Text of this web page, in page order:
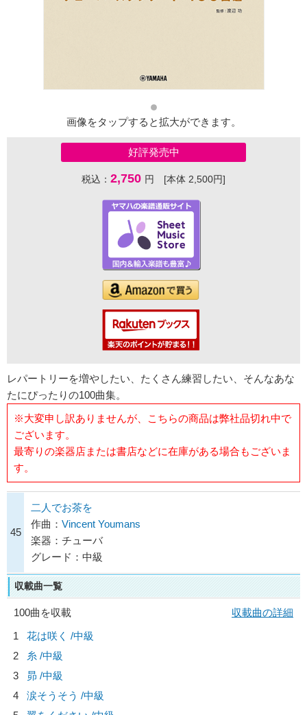
画像をタップすると拡大ができます。
好評発売中
税込： 2,750 円 [本体 2,500円]
レパートリーを増やしたい、たくさん練習したい、そんなあな
たにぴったりの100曲集。
※大変申し訳ありませんが、こちらの商品は弊社品切れ中で
ございます。
最寄りの楽器店または書店などに在庫がある場合もございま
す。
45
二人でお茶を
作曲： Vincent Youmans
楽器：チューバ
グレード：中級
収載曲一覧
100曲を収載
収載曲の詳細
1
花は咲く /中級
2
糸 /中級
3
昴 /中級
4
涙そうそう /中級